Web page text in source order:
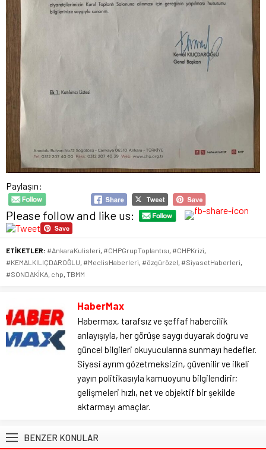
Paylaşın:
Please follow and like us:
ETİKETLER: #AnkaraKulisleri #CHPGrupToplantısı #CHPKrizi
#KEMALKILIÇDAROĞLU #MeclisHaberleri #özgürözel #SiyasetHaberleri
#SONDAKİKA chp TBMM
HaberMax
Habermax, tarafsız ve şeffaf habercilik
anlayışıyla, her görüşe saygı duyarak doğru ve
güncel bilgileri okuyucularına sunmayı hedefler.
Siyasi ayrım gözetmeksizin, güvenilir ve ilkeli
yayın politikasıyla kamuoyunu bilgilendirir;
gelişmeleri hızlı, net ve objektif bir şekilde
aktarmayı amaçlar.
BENZER KONULAR